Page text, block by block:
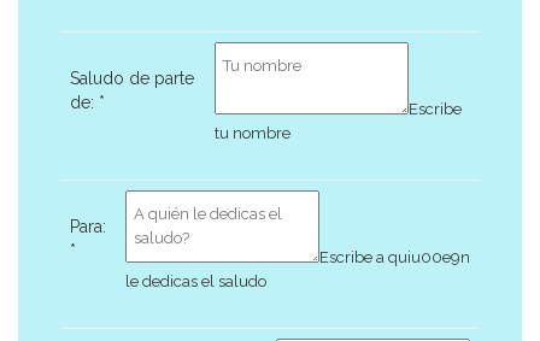
Saludo de parte
de: *
Escribe
tu nombre
Para:
*
Escribe a quiu00e9n
le dedicas el saludo